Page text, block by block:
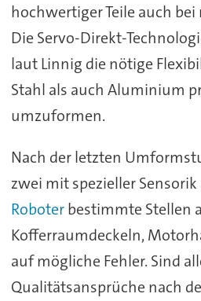
hochwertiger Teile auch
Die Servo-Direkt-
laut Linnig die nötige
Stahl als auch Aluminium
umzuformen.
Nach der letzten
zwei mit spezieller
Roboterbestimmte Stellen
Kofferraumdeckeln,
auf mögliche Fehler. Sind
Qualitätsansprüche nach